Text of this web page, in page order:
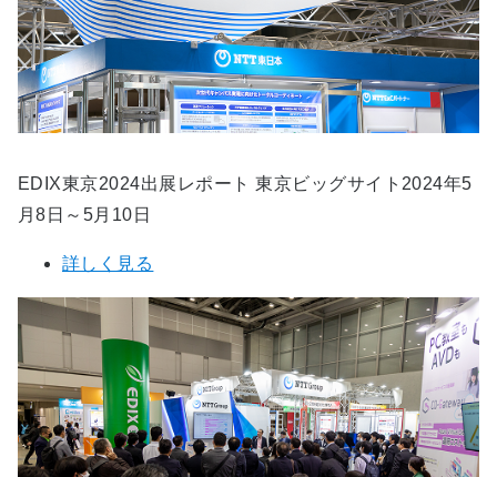
EDIX東京2024出展レポート 東京ビッグサイト2024年5
月8日～5月10日
詳しく見る